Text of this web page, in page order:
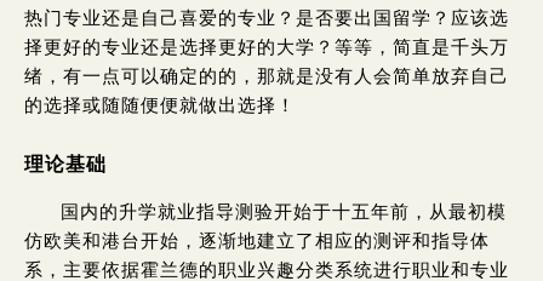
热门专业还是自己喜爱的专业？是否要出国留学？应该选
择更好的专业还是选择更好的大学？等等，简直是千头万
绪，有一点可以确定的的，那就是没有人会简单放弃自己
的选择或随随便便就做出选择！
理论基础
国内的升学就业指导测验开始于十五年前，从最初模
仿欧美和港台开始，逐渐地建立了相应的测评和指导体
系，主要依据霍兰德的职业兴趣分类系统进行职业和专业